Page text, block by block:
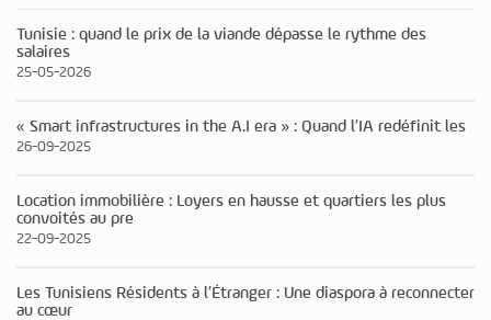
Tunisie : quand le prix de la viande dépasse le rythme des
salaires
25-05-2026
« Smart infrastructures in the A.I era » : Quand l’IA redéfinit les
26-09-2025
Location immobilière : Loyers en hausse et quartiers les plus
convoités au pre
22-09-2025
Les Tunisiens Résidents à l’Étranger : Une diaspora à reconnecter
au cœur